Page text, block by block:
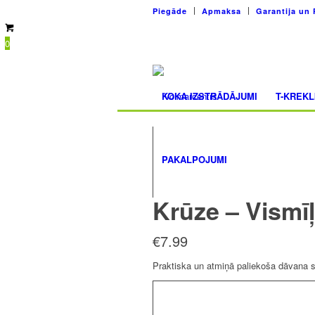
Piegāde Apmaksa Garantija un
0
KOKA IZSTRĀDĀJUMI T-
PAKALPOJUMI
Krūze –
€7.99
Praktiska un atmiņā paliekoša dāvana